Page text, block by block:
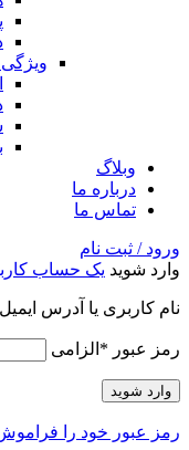
وبلاگ
درباره ما
تماس ما
ورود / ثبت نام
وارد شوید یک حساب
نام کاربری یا آدرس ایمیل
رمز عبور * الزامی
وارد شوید
رمز عبور خود را